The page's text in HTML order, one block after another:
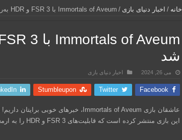
خانه / اخبار دنیای بازی / Immortals of Aveum با FSR 3 و HDR به‌روزرسانی شد
شد
می 26, 2024 اخبار دنیای بازی
Facebook
Twitter
Stumbleupon
این بازی منتشر کرده است که قابلیت‌های FSR 3 و HDR را به ارمغان می‌آورد.